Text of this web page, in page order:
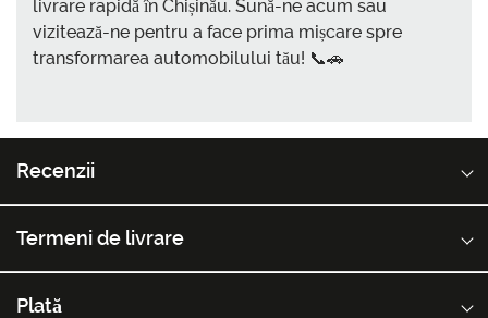
livrare rapidă în Chișinău. Sună-ne acum sau
vizitează-ne pentru a face prima mișcare spre
transformarea automobilului tău! 📞🚗
Recenzii
Termeni de livrare
Plată